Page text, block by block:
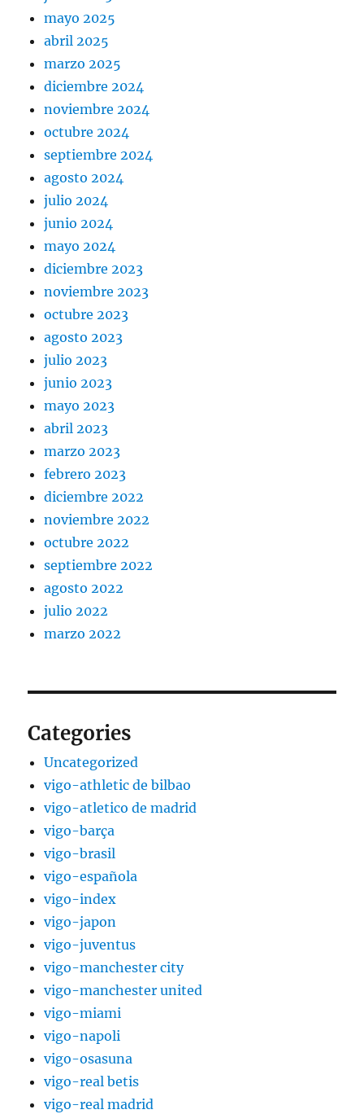
mayo 2025
abril 2025
marzo 2025
diciembre 2024
noviembre 2024
octubre 2024
septiembre 2024
agosto 2024
julio 2024
junio 2024
mayo 2024
diciembre 2023
noviembre 2023
octubre 2023
agosto 2023
julio 2023
junio 2023
mayo 2023
abril 2023
marzo 2023
febrero 2023
diciembre 2022
noviembre 2022
octubre 2022
septiembre 2022
agosto 2022
julio 2022
marzo 2022
Categories
Uncategorized
vigo-athletic de bilbao
vigo-atletico de madrid
vigo-barça
vigo-brasil
vigo-española
vigo-index
vigo-japon
vigo-juventus
vigo-manchester city
vigo-manchester united
vigo-miami
vigo-napoli
vigo-osasuna
vigo-real betis
vigo-real madrid